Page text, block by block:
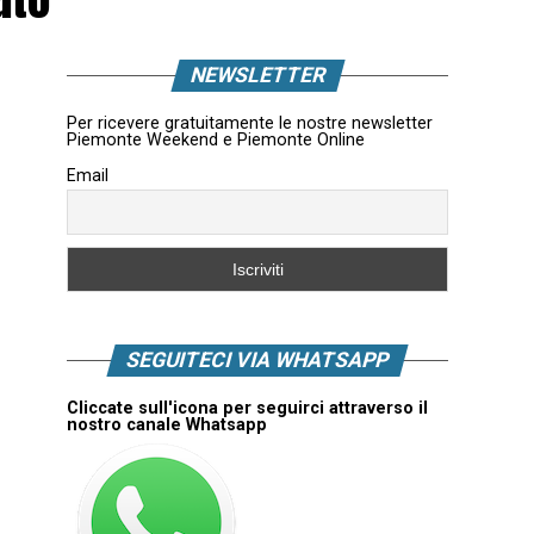
NEWSLETTER
Per ricevere gratuitamente le nostre newsletter
Piemonte Weekend e Piemonte Online
Email
SEGUITECI VIA WHATSAPP
Cliccate sull'icona per seguirci attraverso il
nostro canale Whatsapp